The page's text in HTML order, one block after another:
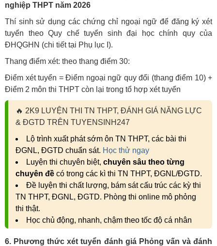
nghiệp THPT năm 2026
Thí sinh sử dụng các chứng chỉ ngoại ngữ để đăng ký xét
tuyển theo Quy chế tuyển sinh đại học chính quy của
ĐHQGHN (chi tiết tại Phụ lục I).
Thang điểm xét: theo thang điểm 30:
Điểm xét tuyển = Điểm ngoại ngữ quy đổi (thang điểm 10) +
Điểm 2 môn thi THPT còn lại trong tổ hợp xét tuyển
🔥 2K9 LUYỆN THI TN THPT, ĐÁNH GIÁ NĂNG LỰC
& ĐGTD TRÊN TUYENSINH247
Lộ trình xuất phát sớm ôn TN THPT, các bài thi
ĐGNL, ĐGTD chuẩn sát. Học thử ngay
Luyện thi chuyên biệt, chuyên sâu theo từng
chuyên đề có trong các kì thi TN THPT, ĐGNL/ĐGTD.
Đề luyện thi chất lượng, bám sát cấu trúc các kỳ thi
TN THPT, ĐGNL, ĐGTD. Phòng thi online mô phỏng
thi thật.
Học chủ động, nhanh, chậm theo tốc độ cá nhân
6. Phương thức xét tuyển đánh giá Phỏng vấn và đánh